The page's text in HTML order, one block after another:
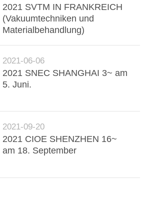
2021 SVTM IN FRANKREICH
(Vakuumtechniken und
Materialbehandlung)
2021-06-06
2021 SNEC SHANGHAI 3~ am
5. Juni.
2021-09-20
2021 CIOE SHENZHEN 16~
am 18. September